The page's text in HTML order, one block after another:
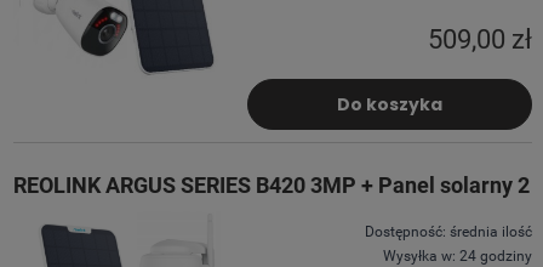
509,00 zł
Do koszyka
REOLINK ARGUS SERIES B420 3MP + Panel solarny 2
Dostępność: średnia ilość
Wysyłka w: 24 godziny